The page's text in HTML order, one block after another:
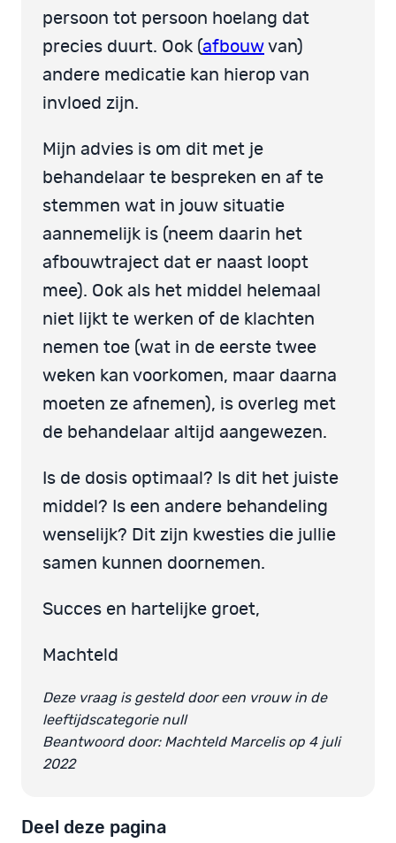
persoon tot persoon hoelang dat
precies duurt. Ook (afbouw van)
andere medicatie kan hierop van
invloed zijn.
Mijn advies is om dit met je
behandelaar te bespreken en af te
stemmen wat in jouw situatie
aannemelijk is (neem daarin het
afbouwtraject dat er naast loopt
mee). Ook als het middel helemaal
niet lijkt te werken of de klachten
nemen toe (wat in de eerste twee
weken kan voorkomen, maar daarna
moeten ze afnemen), is overleg met
de behandelaar altijd aangewezen.
Is de dosis optimaal? Is dit het juiste
middel? Is een andere behandeling
wenselijk? Dit zijn kwesties die jullie
samen kunnen doornemen.
Succes en hartelijke groet,
Machteld
Deze vraag is gesteld door een vrouw in de
leeftijdscategorie null
Beantwoord door: Machteld Marcelis op 4 juli
2022
Deel deze pagina